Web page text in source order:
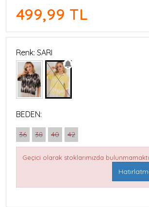
499,99 TL
Renk: SARI
BEDEN:
36 38 40 42
Geçici olarak stoklarımızda